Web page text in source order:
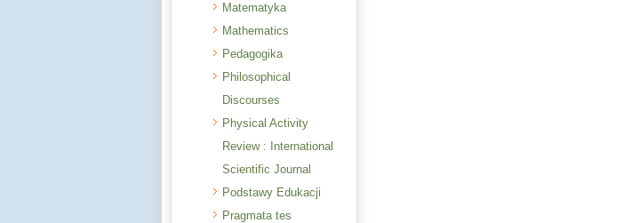
Matematyka
Mathematics
Pedagogika
Philosophical
Discourses
Physical Activity
Review : International
Scientific Journal
Podstawy Edukacji
Pragmata tes